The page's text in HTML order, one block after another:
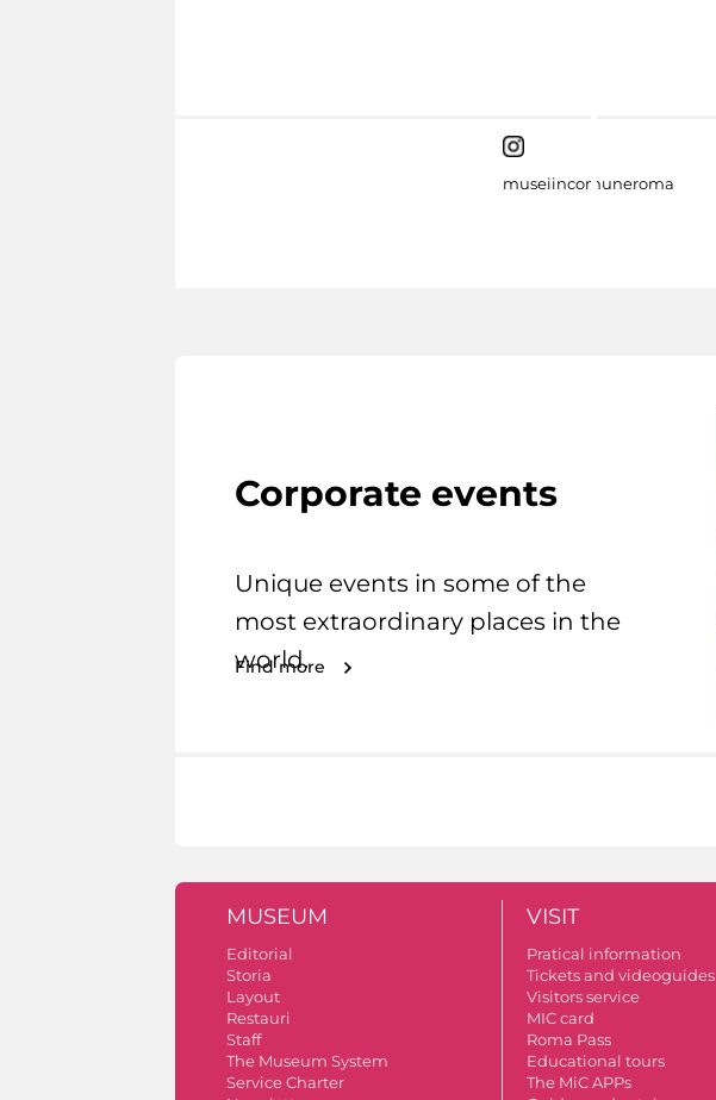
museiincomuneroma
Corporate events
Unique events in some of the
most extraordinary places in the
world.
Find more
MUSEUM
Editorial
Storia
Layout
Restauri
Staff
The Museum System
Service Charter
VISIT
Pratical information
Tickets and videoguides
Visitors service
MIC card
Roma Pass
Educational tours
The MiC APPs